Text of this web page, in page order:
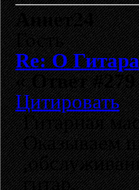
Аннет24
Гость
Re: О
«Ответ
Цитировать
Гитарная
Оказываем
гитар.